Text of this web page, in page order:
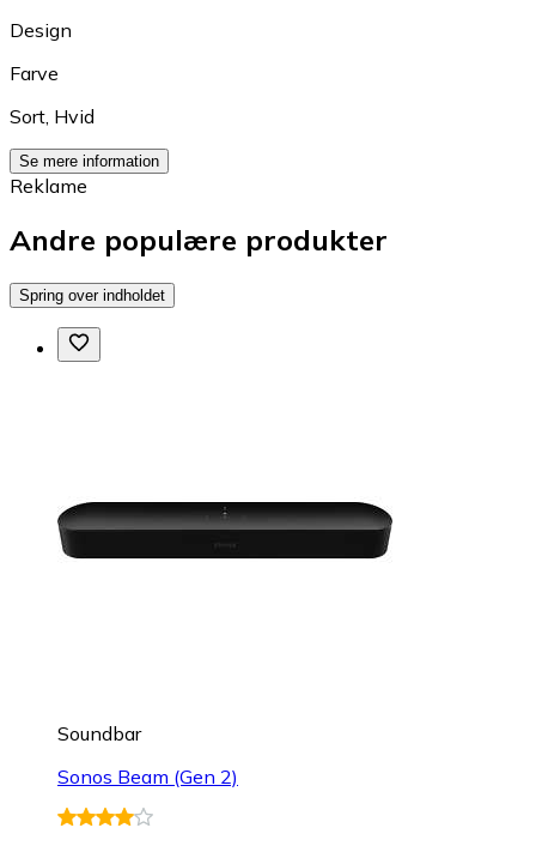
Design
Farve
Sort Hvid
Se mere information
Reklame
Andre populære produkter
Spring over indholdet
Soundbar
Sonos Beam (Gen 2)